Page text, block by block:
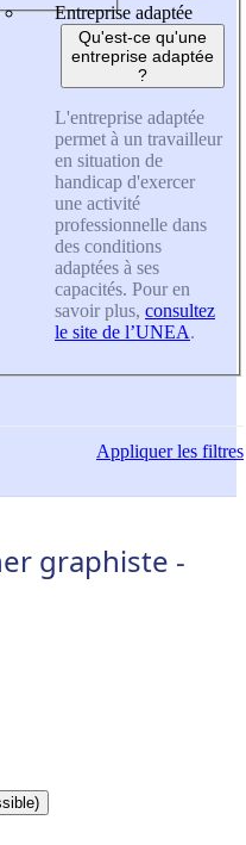
Entreprise adaptée
Qu'est-ce qu'une
entreprise adaptée
?
L'entreprise adaptée
permet à un travailleur
en situation de
handicap d'exercer
une activité
professionnelle dans
des conditions
adaptées à ses
capacités. Pour en
savoir plus, consultez
le site de l’UNEA.
Appliquerles filtres
graphiste -